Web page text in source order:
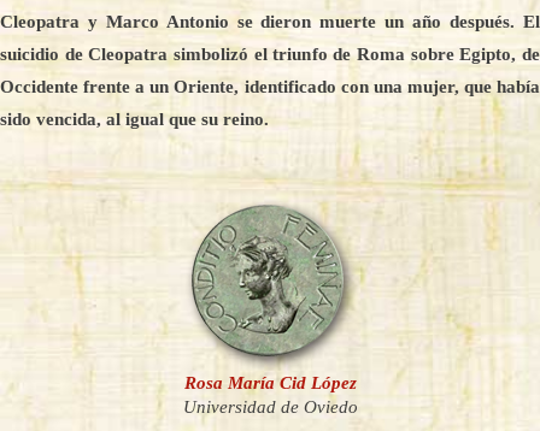
Cleopatra y Marco Antonio se dieron muerte un año después. El
suicidio de Cleopatra simbolizó el triunfo de Roma sobre Egipto, de
Occidente frente a un Oriente, identificado con una mujer, que había
sido vencida, al igual que su reino.
Rosa María Cid López
Universidad de Oviedo